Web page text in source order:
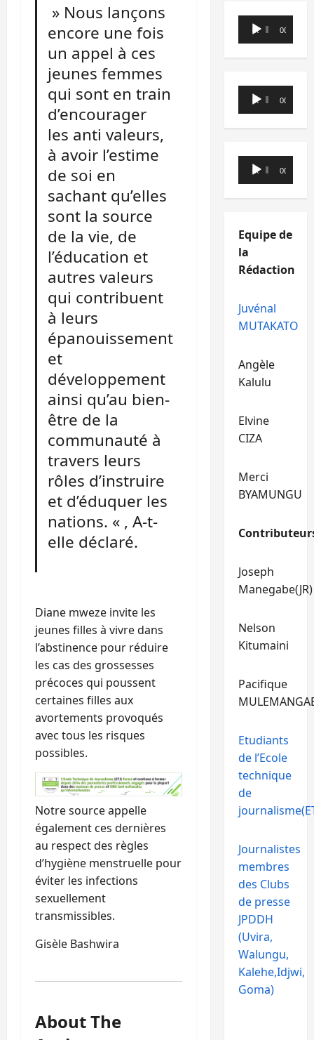
» Nous lançons
encore une fois
un appel à ces
jeunes femmes
qui sont en train
d’encourager
les anti valeurs,
à avoir l’estime
de soi en
sachant qu’elles
sont la source
de la vie, de
l’éducation et
autres valeurs
qui contribuent
à leurs
épanouissement
et
développement
ainsi qu’au bien-
être de la
communauté à
travers leurs
rôles d’instruire
et d’éduquer les
nations. « , A-t-
elle déclaré.
Diane mweze invite les
jeunes filles à vivre dans
l’abstinence pour réduire
les cas des grossesses
précoces qui poussent
certaines filles aux
avortements provoqués
avec tous les risques
possibles.
Notre source appelle
également ces dernières
au respect des règles
d’hygiène menstruelle pour
éviter les infections
sexuellement
transmissibles.
Gisèle Bashwira
About The
Lecteur
audio
00:00 00:00
Lecteur
audio
00:00 00:00
Lecteur
audio
00:00 00:00
Equipe de
la
Rédaction
Juvénal
MUTAKATO
Angèle
Kalulu
Elvine
CIZA
Merci
BYAMUNGU
Joseph
Manegabe(JR)
Nelson
Kitumaini
Pacifique
Etudiants
de l’Ecole
technique
de
Journalistes
membres
des Clubs
de presse
JPDDH
(Uvira,
Walungu,
Kalehe,Idjwi,
Goma)